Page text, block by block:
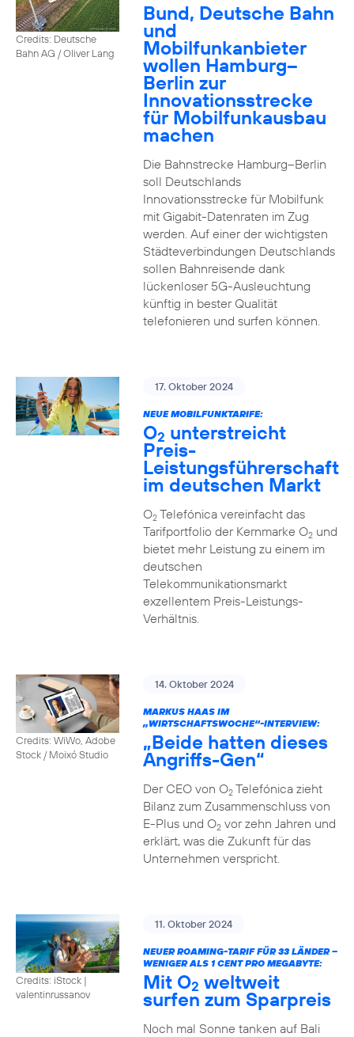
Credits: Deutsche
Bahn AG / Oliver Lang
Bund, Deutsche Bahn
und
Mobilfunkanbieter
wollen Hamburg–
Berlin zur
Innovationsstrecke
für Mobilfunkausbau
machen
Die Bahnstrecke Hamburg–Berlin
soll Deutschlands
Innovationsstrecke für Mobilfunk
mit Gigabit-Datenraten im Zug
werden. Auf einer der wichtigsten
Städteverbindungen Deutschlands
sollen Bahnreisende dank
lückenloser 5G-Ausleuchtung
künftig in bester Qualität
telefonieren und surfen können.
17. Oktober 2024
NEUE MOBILFUNKTARIFE:
O2 unterstreicht
Preis-
Leistungsführerschaft
im deutschen Markt
O2Telefónica vereinfacht das
Tarifportfolio der Kernmarke O2und
bietet mehr Leistung zu einem im
deutschen
Telekommunikationsmarkt
exzellentem Preis-Leistungs-
Verhältnis.
Credits: WiWo, Adobe
Stock / Moixó Studio
14. Oktober 2024
MARKUS HAAS IM
„WIRTSCHAFTSWOCHE“-INTERVIEW:
„Beide hatten dieses
Angriffs-Gen“
Der CEO von O2Telefónica zieht
Bilanz zum Zusammenschluss von
E-Plus und O2vor zehn Jahren und
erklärt, was die Zukunft für das
Unternehmen verspricht.
Credits: iStock |
valentinrussanov
11. Oktober 2024
NEUER ROAMING-TARIF FÜR 33 LÄNDER –
WENIGER ALS 1 CENT PRO MEGABYTE:
Mit O2 weltweit
surfen zum Sparpreis
Noch mal Sonne tanken auf Bali